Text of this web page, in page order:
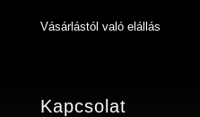
Vásárlástól való elállás
Kapcsolat